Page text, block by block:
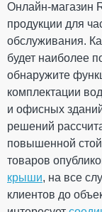
Количество
упаковке
Температура
монтажа
излучению
Гарантия
стандарт
Сертификат
соответствия
Ваш
Рейтинг
Онлайн-магазин
продукции для
обслуживания.
будет наиболее
обнаружите
комплектации
и офисных
решений
повышенной
товаров
крыши, на все
клиентов до